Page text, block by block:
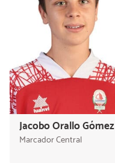
Jacobo Orallo Gómez
Marcador Central